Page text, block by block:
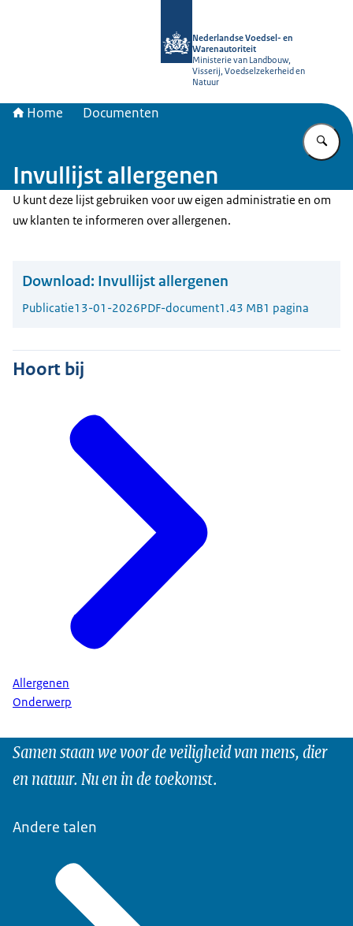
Nederlandse Voedsel- en
Warenautoriteit
Ministerie van Landbouw,
Visserij, Voedselzekerheid en
Natuur
Home Documenten
Invullijst allergenen
U kunt deze lijst gebruiken voor uw eigen administratie en om
uw klanten te informeren over allergenen.
Download: Invullijst allergenen
Publicatie13-01-2026PDF-document1.43 MB1 pagina
Hoort bij
Allergenen
Onderwerp
Samen staan we voor de veiligheid van mens, dier
en natuur. Nu en in de toekomst.
Andere talen